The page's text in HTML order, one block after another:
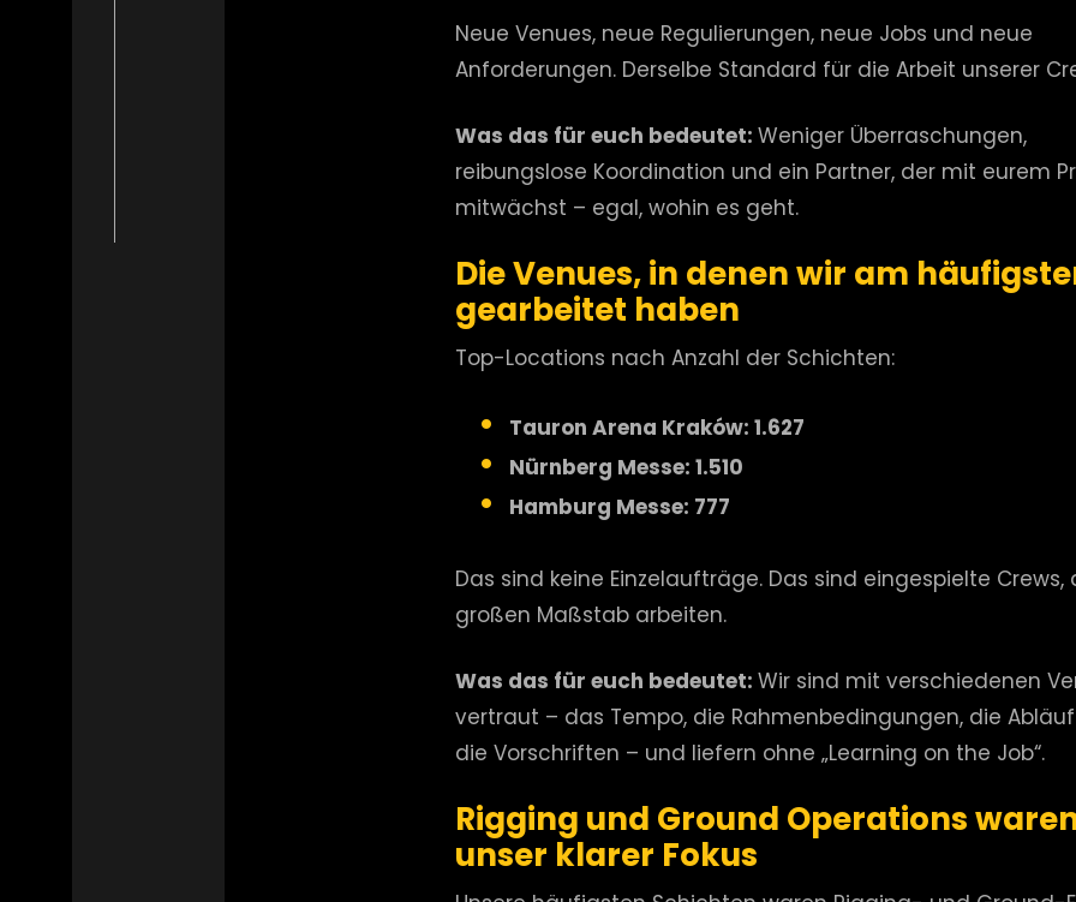
Neue Venues, neue Regulierungen, neue Jobs und neue
Anforderungen. Derselbe Standard für die Arbeit unserer
Was das für euch bedeutet: Weniger Überraschungen,
reibungslose Koordination und ein Partner, der mit eurem
mitwächst – egal, wohin es geht.
Die Venues, in denen wir am
gearbeitet haben
Top-Locations nach Anzahl der Schichten:
Tauron Arena Kraków: 1.627
Nürnberg Messe: 1.510
Hamburg Messe: 777
Das sind keine Einzelaufträge. Das sind eingespielte Crews,
großen Maßstab arbeiten.
Was das für euch bedeutet: Wir sind mit verschiedenen
vertraut – das Tempo, die Rahmenbedingungen, die
die Vorschriften – und liefern ohne „Learning on the Job“.
Rigging und Ground Operations
unser klarer Fokus